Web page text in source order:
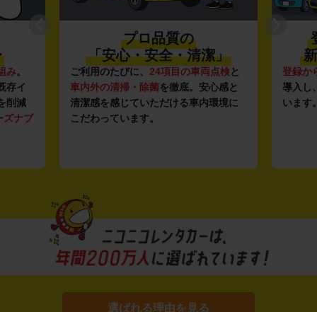
み。
存イ
削減
ズナブ
プロ品質の
「安心・安全・清潔」
ご利用のたびに、 24項目の車両点検と
車内外の清掃・除菌を徹底。安心感と
清潔感を感じていただける車内環境に
こだわっています。
登録か
導入し
います
選ばれる理由を見る